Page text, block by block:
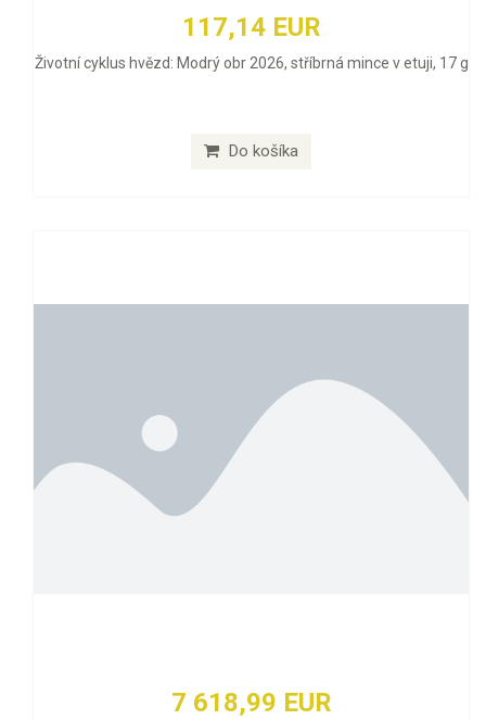
117,14 EUR
Životní cyklus hvězd: Modrý obr 2026, stříbrná mince v etuji, 17 g
Do košíka
7 618,99 EUR